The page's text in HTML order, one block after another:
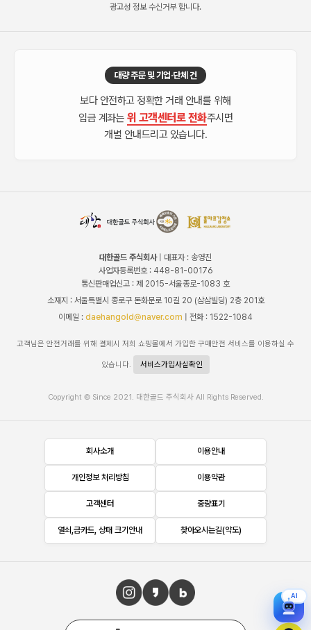
광고성 정보 수신거부 합니다.
대량 주문 및 기업·단체 건
보다 안전하고 정확한 거래 안내를 위해
입금 계좌는 위 고객센터로 전화주시면
개별 안내드리고 있습니다.
대한골드 주식회사| 대표자 : 송영진
사업자등록번호 : 448-81-00176
통신판매업신고 : 제 2015-서울종로-1083 호
소재지 : 서울특별시 종로구 돈화문로 10길 20 (삼삼빌딩) 2층 201호
이메일 : daehangold@naver.com | 전화 : 1522-1084
고객님은 안전거래를 위해 결제시 저희 쇼핑몰에서 가입한 구매안전 서비스를 이용하실 수
있습니다. 서비스가입사실확인
Copyright © Since 2021. 대한골드 주식회사 All Rights Reserved.
회사소개 이용안내
개인정보 처리방침 이용약관
고객센터 중량표기
열쇠,금카드, 상패 크기안내 찾아오시는길(약도)
AI